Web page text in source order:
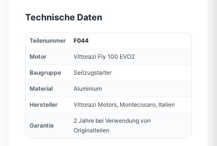
Technische Daten
Teilenummer F044
Motor Vittorazi Fly 100 EVO2
Baugruppe Seilzugstarter
Material Aluminium
Hersteller Vittorazi Motors, Montecosaro, Italien
Garantie
2 Jahre bei Verwendung von
Originalteilen